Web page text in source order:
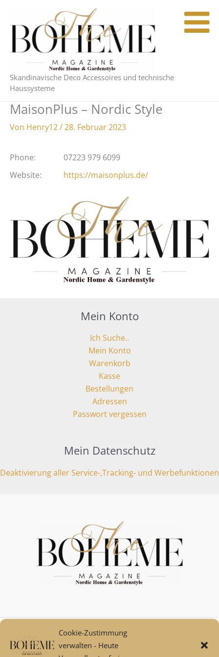
Cookie-Zustimmung
verwalten - Heute
springen
Skandinavische Deco Accessoires und technische
Haussysteme
MaisonPlus – Nordic Style
Von Henry12/28. Februar 2023
Phone:
07223 979 6099
Website:
https://maisonplus.de/
Mein Konto
Ich Suche..
Mein Konto
Warenkorb
Kasse
Bestellungen
Adressen
Passwort vergessen
Mein Datenschutz
Deaktivierung aller Service-,Tracking- und Werbefunktionen
Mein Konto
Zahlungsarten